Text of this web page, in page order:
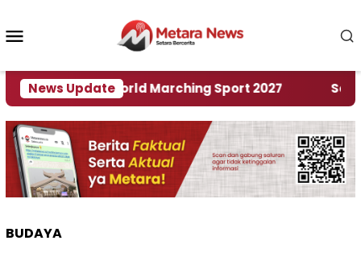
konten
News Update
Rumah World Marching Sport 2027 ‎Soal
BUDAYA